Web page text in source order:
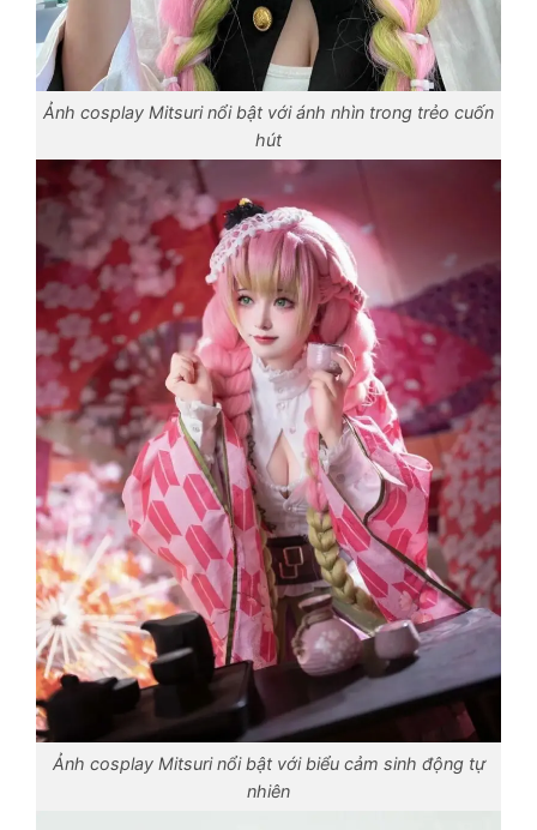
Ảnh cosplay Mitsuri nổi bật với ánh nhìn trong trẻo cuốn
hút
Ảnh cosplay Mitsuri nổi bật với biểu cảm sinh động tự
nhiên